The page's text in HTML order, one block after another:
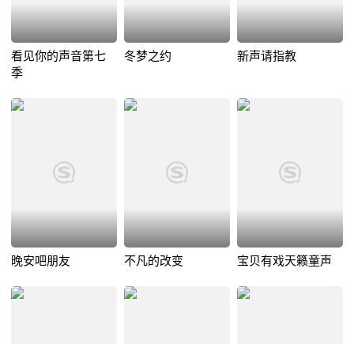
看见你的声音第七
季
冬梦之约 新声请指教
晚安吧朋友 不凡的改变 宝贝有戏天籁童声